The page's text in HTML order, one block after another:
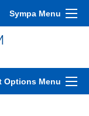
Sympa Menu
Options Menu